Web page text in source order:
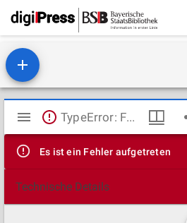
Mirador
Viewer
TypeError: Failed to fetch
Es ist ein Fehler aufgetreten
Technische Details